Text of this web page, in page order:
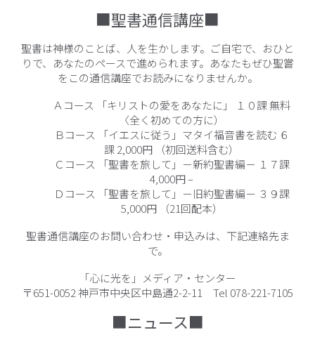
■聖書通信講座■
聖書は神様のことば、人を生かします。ご自宅で、おひと
りで、あなたのペースで進められます。あなたもぜひ聖嘗
をこの通信講座でお読みになりませんか。
Ａコース 「キリストの愛をあなたに」 １０課 無料
〈全く初めての方に）
Ｂコース 「イエスに従う」マタイ福音書を読む ６
課 2,000円 （初回送料含む）
Ｃコース 「聖書を旅して」－新約聖書編－ １７課
4,000円 –
Ｄコース 「聖書を旅して」－旧約聖書編－ ３９課
5,000円 （21回配本）
聖書通信講座のお問い合わせ・申込みは、下記連絡先ま
で。
「心に光を」メディア・センター
〒651-0052 神戸市中央区中島通2-2-11 Tel 078-221-7105
■ニュース■